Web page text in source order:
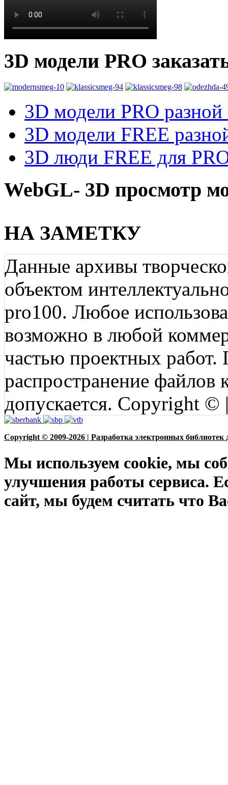
3D модели PRO
3D модели PRO разной
3D модели FREE
3D люди FREE для
WebGL- 3D просмотр
НА ЗАМЕТКУ
Данные архивы
объектом
pro100. Любое
возможно в любой
частью проектных
распространение файлов
допускается. Copyright
Copyright © 2009-2026 | Разработка электронных библиотек
Мы используем cookie, мы
улучшения работы сервиса.
сайт, мы будем считать что